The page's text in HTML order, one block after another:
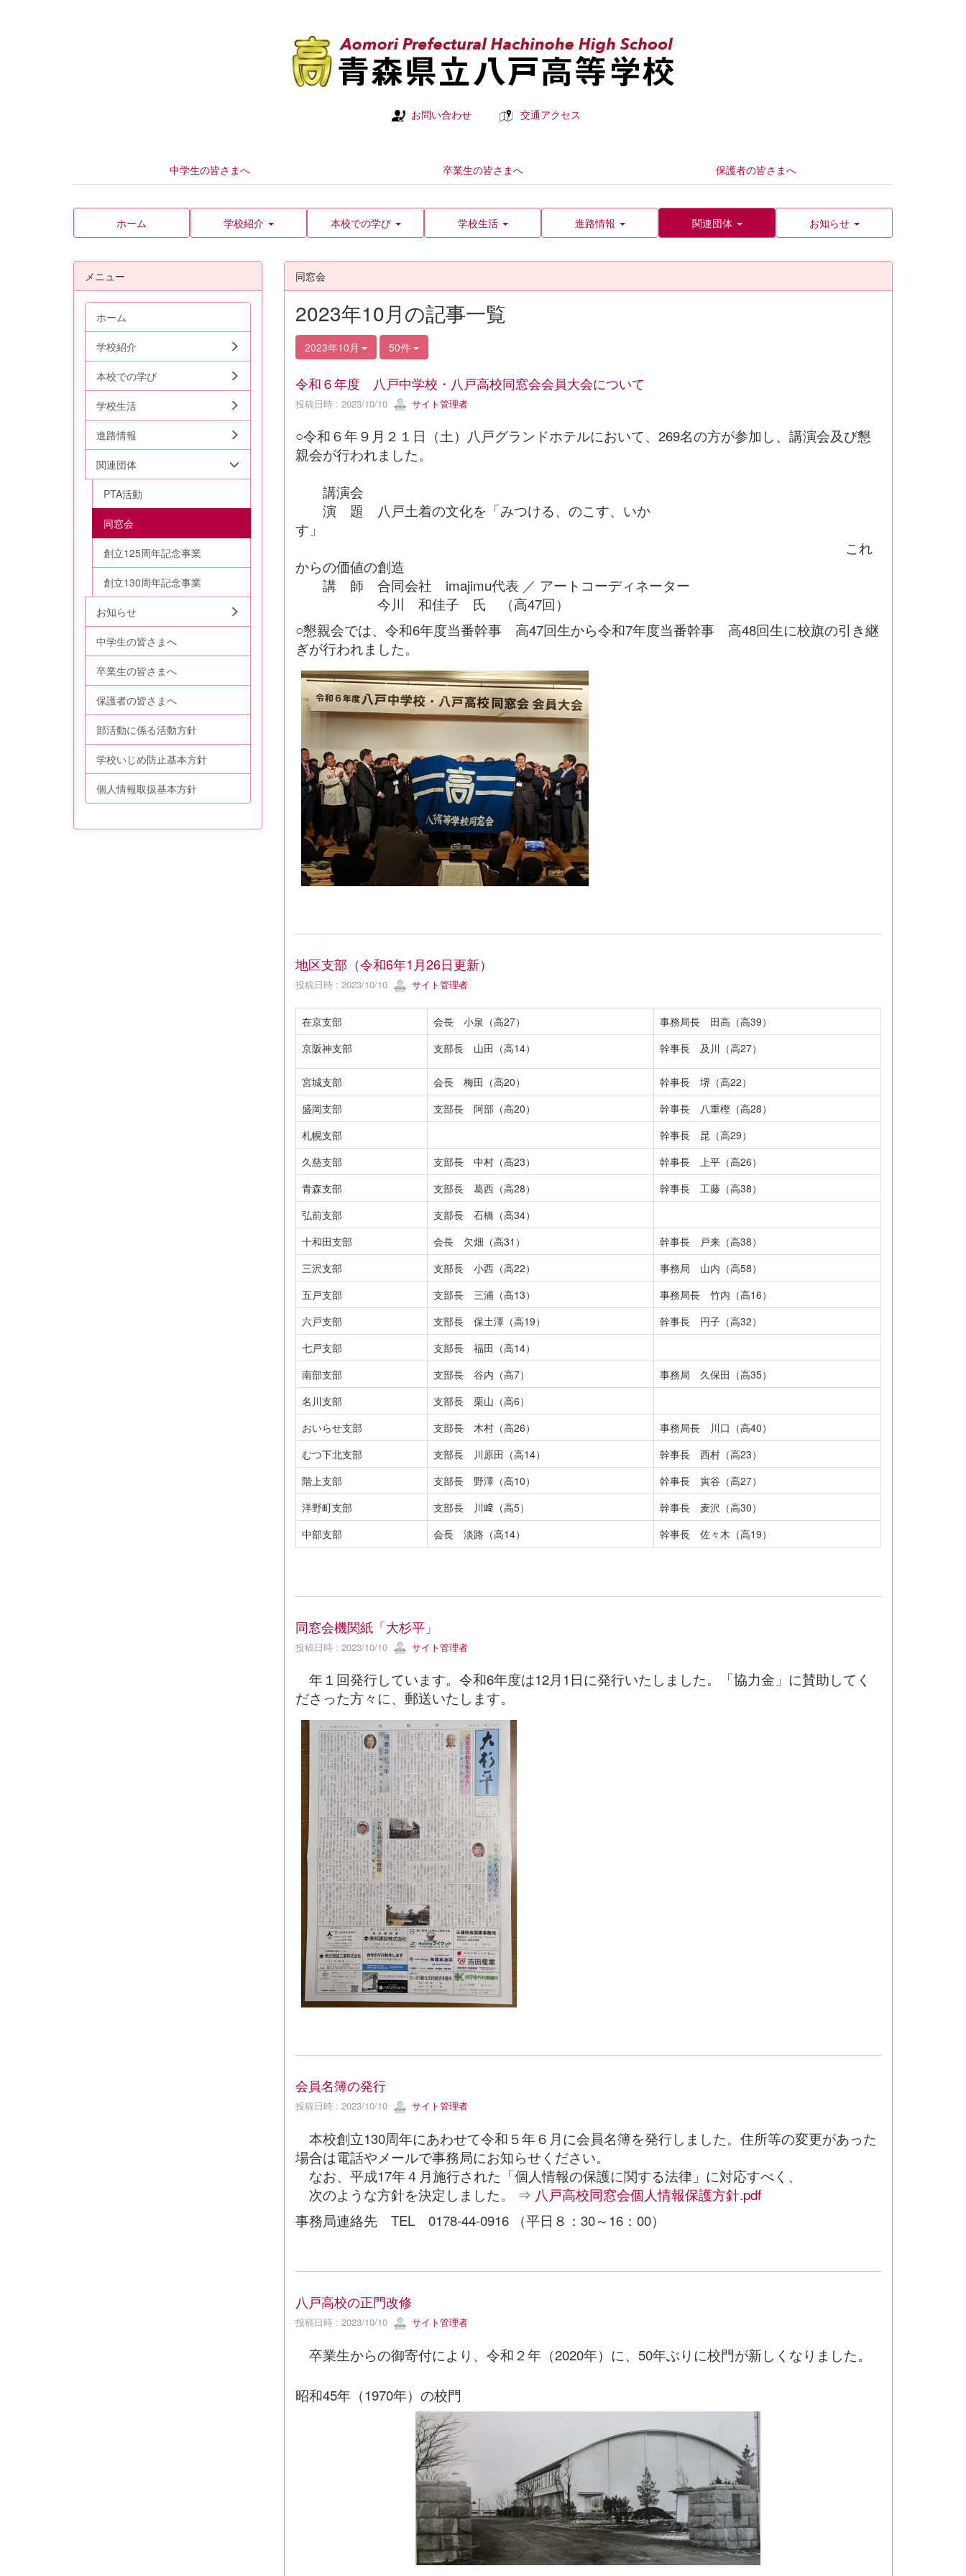
お問い合わせ 交通アクセス
中学生の皆さまへ 卒業生の皆さまへ 保護者の皆さまへ
ホーム 学校紹介 本校での学び 学校生活 進路情報 関連団体 お知らせ
同窓会
2023年10月の記事一覧
2023年10月 50件
令和６年度 八戸中学校・八戸高校同窓会会員大会について
投稿日時 : 2023/10/10 サイト管理者
○令和６年９月２１日（土）八戸グランドホテルにおいて、269名の方が参加し、講演会及び懇
親会が行われました。
講演会
演 題 八戸土着の文化を「みつける、のこす、いか
す」
これ
からの価値の創造
講 師 合同会社 imajimu代表 ／ アートコーディネーター
今川 和佳子 氏 （高47回）
○懇親会では、令和6年度当番幹事 高47回生から令和7年度当番幹事 高48回生に校旗の引き継
ぎが行われました。
地区支部（令和6年1月26日更新）
投稿日時 : 2023/10/10 サイト管理者
在京支部 会長 小泉（高27）
事務局長 田高（高39）
京阪神支部
支部長 山田（高14） 幹事長 及川（高27）
宮城支部 会長 梅田（高20）
幹事長 堺（高22）
盛岡支部
支部長 阿部（高20）
幹事長 八重樫（高28）
札幌支部
幹事長 昆（高29）
久慈支部
支部長 中村（高23）
幹事長 上平（高26）
青森支部
支部長 葛西（高28）
幹事長 工藤（高38）
弘前支部
支部長 石橋（高34）
十和田支部
会長 欠畑（高31）
幹事長 戸来（高38）
三沢支部
支部長 小西（高22）
事務局 山内（高58）
五戸支部
支部長 三浦（高13）
事務局長 竹内（高16）
六戸支部
支部長 保土澤（高19）
幹事長 円子（高32）
七戸支部
支部長 福田（高14）
南部支部
支部長 谷内（高7）
事務局 久保田（高35）
名川支部
支部長 栗山（高6）
おいらせ支部
支部長 木村（高26）
事務局長 川口（高40）
むつ下北支部
支部長 川原田（高14）
幹事長 西村（高23）
階上支部
支部長 野澤（高10）
幹事長 寅谷（高27）
洋野町支部
支部長 川﨑（高5）
幹事長 麦沢（高30）
中部支部
会長 淡路（高14） 幹事長 佐々木（高19）
同窓会機関紙「大杉平」
投稿日時 : 2023/10/10 サイト管理者
年１回発行しています。令和6年度は12月1日に発行いたしました。「協力金」に賛助してく
ださった方々に、郵送いたします。
会員名簿の発行
投稿日時 : 2023/10/10 サイト管理者
本校創立130周年にあわせて令和５年６月に会員名簿を発行しました。住所等の変更があった
場合は電話やメールで事務局にお知らせください。
なお、平成17年４月施行された「個人情報の保護に関する法律」に対応すべく、
次のような方針を決定しました。 ⇒ 八戸高校同窓会個人情報保護方針.pdf
事務局連絡先 TEL 0178-44-0916 （平日８：30～16：00）
八戸高校の正門改修
投稿日時 : 2023/10/10 サイト管理者
卒業生からの御寄付により、令和２年（2020年）に、50年ぶりに校門が新しくなりました。
昭和45年（1970年）の校門
メニュー
ホーム
学校紹介
本校での学び
学校生活
進路情報
関連団体
PTA活動
同窓会
創立125周年記念事業
創立130周年記念事業
お知らせ
中学生の皆さまへ
卒業生の皆さまへ
保護者の皆さまへ
部活動に係る活動方針
学校いじめ防止基本方針
個人情報取扱基本方針